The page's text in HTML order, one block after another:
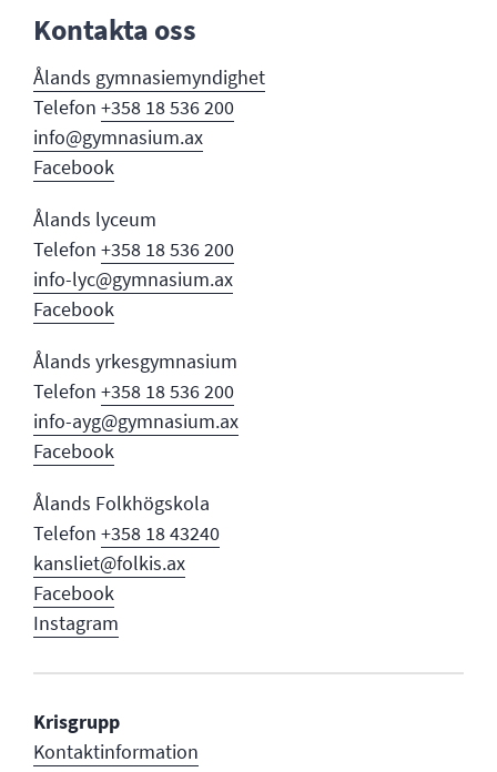
Kontakta oss
Ålands gymnasiemyndighet
Telefon +358 18 536 200
info@gymnasium.ax
Facebook
Ålands lyceum
Telefon +358 18 536 200
info-lyc@gymnasium.ax
Facebook
Ålands yrkesgymnasium
Telefon +358 18 536 200
info-ayg@gymnasium.ax
Facebook
Ålands Folkhögskola
Telefon +358 18 43240
kansliet@folkis.ax
Facebook
Instagram
Krisgrupp
Kontaktinformation